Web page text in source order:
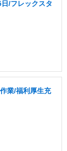
/フレックスタ
業/福利厚生充